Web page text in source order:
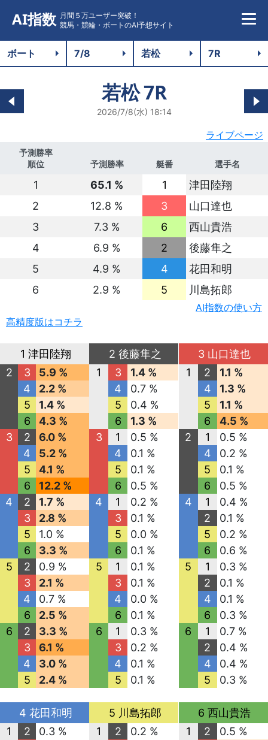
AI指数 月間５万ユーザー突破！
競馬・競輪・ボートのAI予想サイト
若松7R
2026/7/8(水) 18:14
ライブページ
予測勝率
順位
予測勝率 艇番 選手名
1 65.1 % 1
津田陸翔
2
12.8 % 3
山口達也
3
7.3 % 6
西山貴浩
4
6.9 % 2
後藤隼之
5
4.9 % 4
花田和明
6
2.9 % 5 川島拓郎
AI指数の使い方
高精度版はコチラ
1 津田陸翔
2
3
5.9 %
4
2.2 %
5
1.4 %
6
4.3 %
3
2
6.0 %
4
5.2 %
5
4.1 %
6
12.2 %
4
2
1.7 %
3
2.8 %
5
1.0 %
6
3.3 %
5
2
0.9 %
3
2.1 %
4
0.7 %
6
2.5 %
6
2
3.3 %
3
6.1 %
4
3.0 %
5
2.4 %
2 後藤隼之
1
3
1.4 %
4
0.7 %
5
0.4 %
6
1.3 %
3
1
0.5 %
4
0.1 %
5
0.1 %
6
0.5 %
4
1
0.2 %
3
0.1 %
5
0.0 %
6
0.1 %
5
1
0.1 %
3
0.1 %
4
0.0 %
6
0.1 %
6
1
0.3 %
3
0.2 %
4
0.1 %
5
0.1 %
3 山口達也
1
2
1.1 %
4
1.3 %
5
1.1 %
6
4.5 %
2
1
0.5 %
4
0.2 %
5
0.1 %
6
0.5 %
4
1
0.4 %
2
0.1 %
5
0.2 %
6
0.6 %
5
1
0.3 %
2
0.1 %
4
0.1 %
6
0.3 %
6
1
0.7 %
2
0.4 %
4
0.4 %
5
0.3 %
4 花田和明
1
2
0.3 %
5 川島拓郎
1
2
0.2 %
6 西山貴浩
1
2
0.5 %